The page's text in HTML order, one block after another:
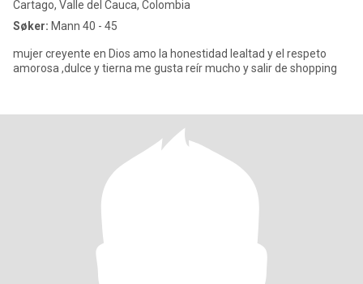
Cartago, Valle del Cauca, Colombia
Søker: Mann 40 - 45
mujer creyente en Dios amo la honestidad lealtad y el respeto
amorosa ,dulce y tierna me gusta reír mucho y salir de shopping